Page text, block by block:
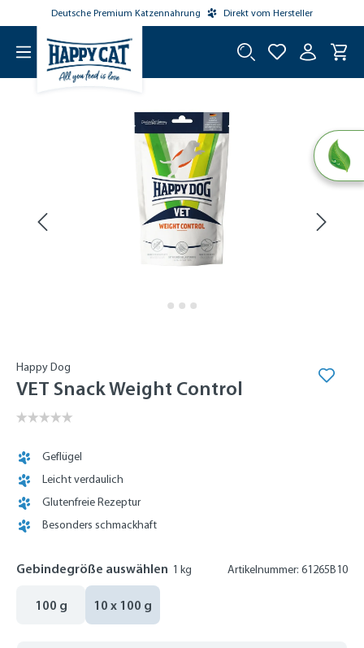
springen
Deutsche Premium Katzennahrung Direkt vom Hersteller
Happy Dog
VET Snack Weight Control
Geflügel
Leicht verdaulich
Glutenfreie Rezeptur
Besonders schmackhaft
Gebindegröße auswählen 1 kg Artikelnummer: 61265B10
100 g 10 x 100 g